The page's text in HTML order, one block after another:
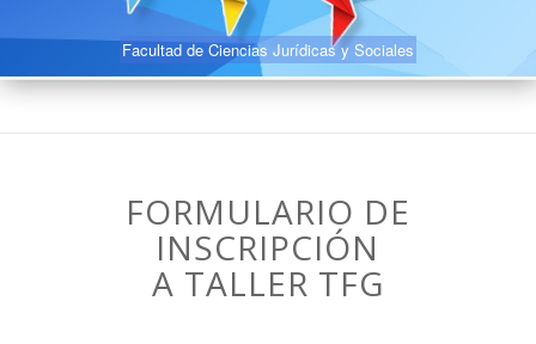
Facultad de Ciencias Jurídicas y Sociales
FORMULARIO DE
INSCRIPCIÓN
A TALLER TFG